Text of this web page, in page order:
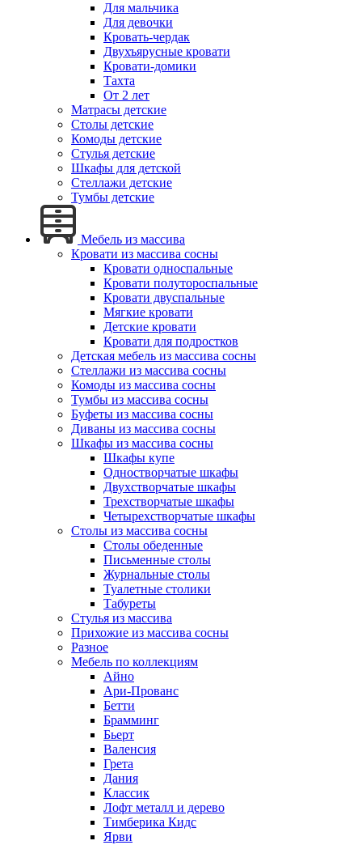
Для мальчика
Для девочки
Кровать-чердак
Двухъярусные кровати
Кровати-домики
Тахта
От 2 лет
Матрасы детские
Столы детские
Комоды детские
Стулья детские
Шкафы для детской
Стеллажи детские
Тумбы детские
Мебель из массива
Кровати из массива сосны
Кровати односпальные
Кровати полутороспальные
Кровати двуспальные
Мягкие кровати
Детские кровати
Кровати для подростков
Детская мебель из массива сосны
Стеллажи из массива сосны
Комоды из массива сосны
Тумбы из массива сосны
Буфеты из массива сосны
Диваны из массива сосны
Шкафы из массива сосны
Шкафы купе
Одностворчатые шкафы
Двухстворчатые шкафы
Трехстворчатые шкафы
Четырехстворчатые шкафы
Столы из массива сосны
Столы обеденные
Письменные столы
Журнальные столы
Туалетные столики
Табуреты
Стулья из массива
Прихожие из массива сосны
Разное
Мебель по коллекциям
Айно
Ари-Прованс
Бетти
Брамминг
Бьерт
Валенсия
Грета
Дания
Классик
Лофт металл и дерево
Тимберика Кидс
Ярви